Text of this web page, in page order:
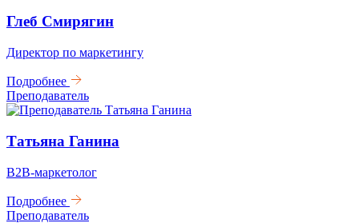
Глеб Смирягин
Директор по маркетингу
Подробнее
Преподаватель
Татьяна Ганина
B2B-маркетолог
Подробнее
Преподаватель